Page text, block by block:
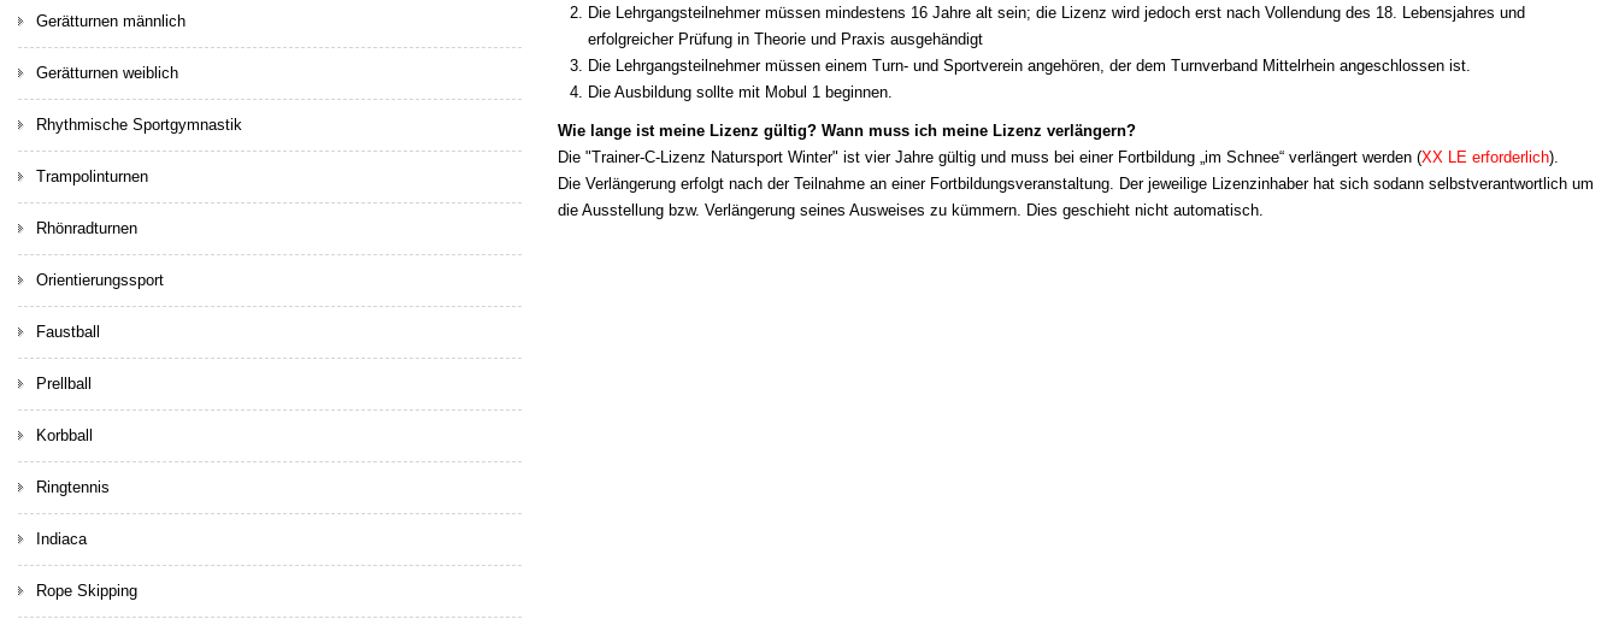
Die Lehrgangsteilnehmer müssen mindestens 16 Jahre alt sein; die Lizenz wird jedoch erst nach Vollendung des 18. Lebensjahres und
erfolgreicher Prüfung in Theorie und Praxis ausgehändigt
Die Lehrgangsteilnehmer müssen einem Turn- und Sportverein angehören, der dem Turnverband Mittelrhein angeschlossen ist.
Die Ausbildung sollte mit Mobul 1 beginnen.
Wie lange ist meine Lizenz gültig? Wann muss ich meine Lizenz verlängern?
Die "Trainer-C-Lizenz Natursport Winter" ist vier Jahre gültig und muss bei einer Fortbildung „im Schnee“ verlängert werden (XX LE erforderlich).
Die Verlängerung erfolgt nach der Teilnahme an einer Fortbildungsveranstaltung. Der jeweilige Lizenzinhaber hat sich sodann selbstverantwortlich um
die Ausstellung bzw. Verlängerung seines Ausweises zu kümmern. Dies geschieht nicht automatisch.
Gerätturnen männlich
Gerätturnen weiblich
Rhythmische Sportgymnastik
Trampolinturnen
Rhönradturnen
Orientierungssport
Faustball
Prellball
Korbball
Ringtennis
Indiaca
Rope Skipping